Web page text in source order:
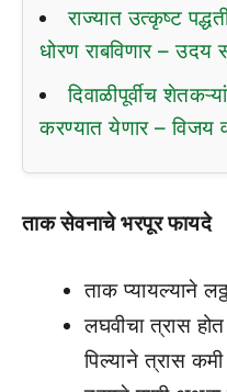
राज्यात उत्कृष्ट
धोरण राबविणार – उदय
दिवाळीपूर्वीच
करण्यात येणार – विजय
ताक सेवनाचे भरपूर फायदे
ताक प्यायल्याने
लघवीचा त्रास
पिल्याने त्रास कमी